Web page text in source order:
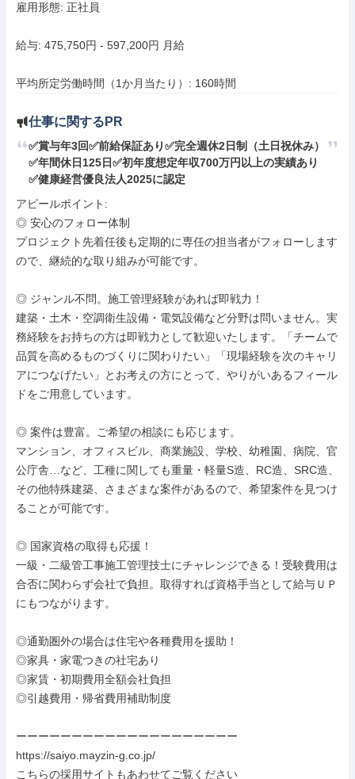
雇用形態: 正社員
給与: 475,750円 - 597,200円 月給
平均所定労働時間（1か月当たり）: 160時間
仕事に関するPR
✅賞与年3回✅前給保証あり✅完全週休2日制（土日祝休み）
✅年間休日125日✅初年度想定年収700万円以上の実績あり
✅健康経営優良法⼈2025に認定
アピールポイント:
◎ 安心のフォロー体制
プロジェクト先着任後も定期的に専任の担当者がフォローします
ので、継続的な取り組みが可能です。
◎ ジャンル不問。施工管理経験があれば即戦力！
建築・土木・空調衛生設備・電気設備など分野は問いません。実
務経験をお持ちの方は即戦力として歓迎いたします。「チームで
品質を高めるものづくりに関わりたい」「現場経験を次のキャリ
アにつなげたい」とお考えの方にとって、やりがいあるフィール
ドをご用意しています。
◎ 案件は豊富。ご希望の相談にも応じます。
マンション、オフィスビル、商業施設、学校、幼稚園、病院、官
公庁舎…など、工種に関しても重量・軽量S造、RC造、SRC造、
その他特殊建築、さまざまな案件があるので、希望案件を見つけ
ることが可能です。
◎ 国家資格の取得も応援！
一級・二級管工事施工管理技士にチャレンジできる！受験費用は
合否に関わらず会社で負担。取得すれば資格手当として給与ＵＰ
にもつながります。
◎通勤圏外の場合は住宅や各種費用を援助！
◎家具・家電つきの社宅あり
◎家賃・初期費用全額会社負担
◎引越費用・帰省費用補助制度
ーーーーーーーーーーーーーーーーーーーー
https://saiyo.mayzin-g.co.jp/
こちらの採用サイトもあわせてご覧ください